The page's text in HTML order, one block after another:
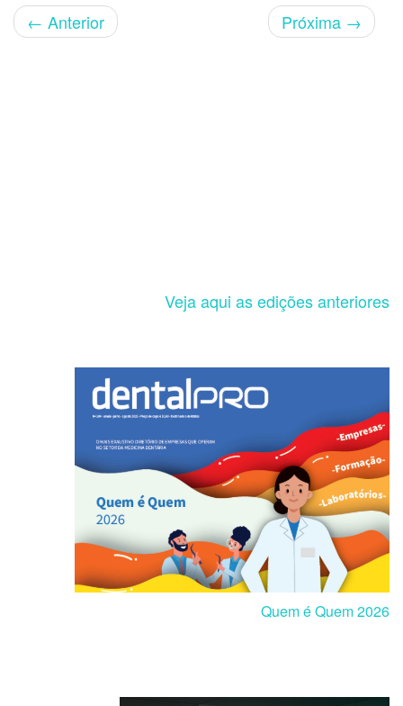
← Anterior Próxima →
Veja aqui as edições anteriores
Quem é Quem 2026